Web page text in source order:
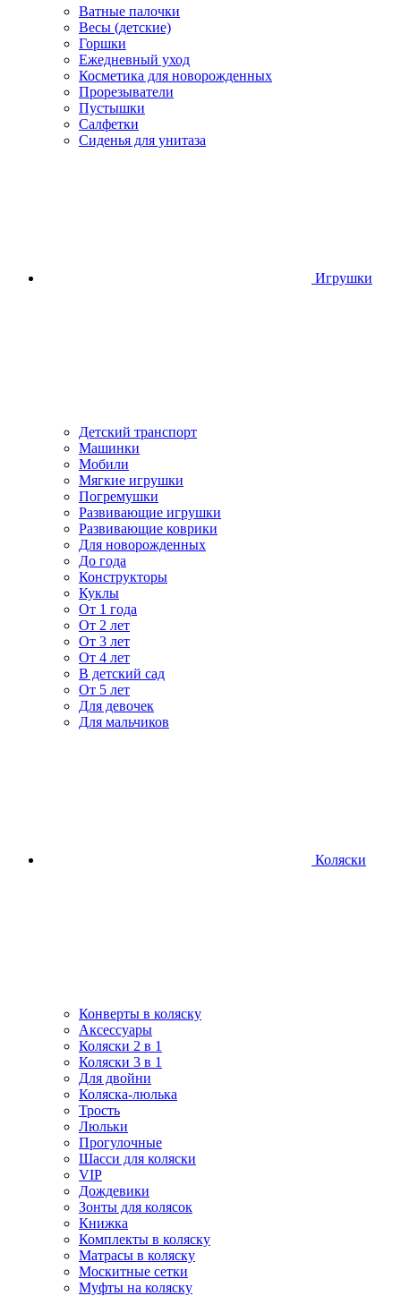
Ватные палочки
Весы (детские)
Горшки
Ежедневный уход
Косметика для новорожденных
Прорезыватели
Пустышки
Салфетки
Сиденья для унитаза
Игрушки
Детский транспорт
Машинки
Мобили
Мягкие игрушки
Погремушки
Развивающие игрушки
Развивающие коврики
Для новорожденных
До года
Конструкторы
Куклы
От 1 года
От 2 лет
От 3 лет
От 4 лет
В детский сад
От 5 лет
Для девочек
Для мальчиков
Коляски
Конверты в коляску
Аксессуары
Коляски 2 в 1
Коляски 3 в 1
Для двойни
Коляска-люлька
Трость
Люльки
Прогулочные
Шасси для коляски
VIP
Дождевики
Зонты для колясок
Книжка
Комплекты в коляску
Матрасы в коляску
Москитные сетки
Муфты на коляску